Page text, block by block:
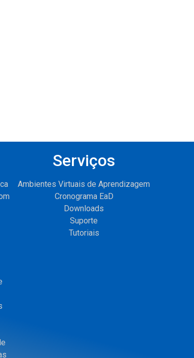
Serviços
Ambientes Virtuais de Aprendizagem
Cronograma EaD
Downloads
Suporte
Tutoriais